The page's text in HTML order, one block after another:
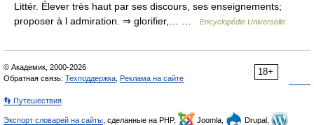
Littér. Élever très haut par ses discours, ses enseignements;
proposer à l admiration. ⇒ glorifier,… …
Encyclopédie Universelle
18+
© Академик, 2000-2026
Обратная связь: Техподдержка Реклама на сайте
👣 Путешествия
Экспорт словарей на сайты , сделанные на PHP, Joomla,
Drupal,